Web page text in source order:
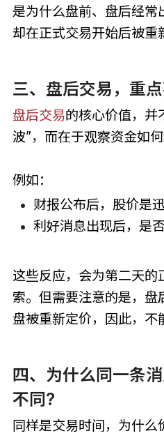
是为什么盘前、盘后经常
却在正式交易开始后被重
三、盘后交易，重
盘后交易的核心价值，并
波”，而在于观察资金如何
例如：
财报公布后，股价是
利好消息出现后，是
这些反应，会为第二天的
索。但需要注意的是，盘
盘被重新定价，因此，不
四、为什么同一条
不同?
同样是交易时间，为什么